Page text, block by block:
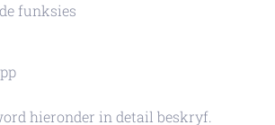
funksies
hieronder in detail beskryf.